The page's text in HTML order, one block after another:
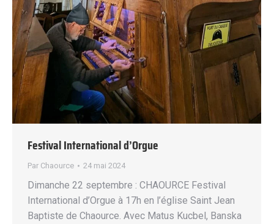
Festival International d’Orgue
Par Chaource 24 mai 2024
Dimanche 22 septembre : CHAOURCE Festival
International d’Orgue à 17h en l’église Saint Jean
Baptiste de Chaource. Avec Matus Kucbel, Banska